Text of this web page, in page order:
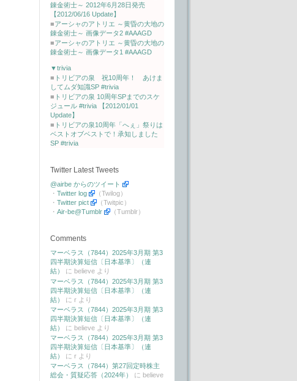
錬金術士～ 2012年6月28日発売
【2012/06/16 Update】
■アーシャのアトリエ ～黄昏の大地の
錬金術士～ 画像データ2 #AAAGD
■アーシャのアトリエ ～黄昏の大地の
錬金術士～ 画像データ1 #AAAGD
▼trivia
■ トリビアの泉 祝10周年！ あけま
してムダ知識SP #trivia
■ トリビアの泉 10周年SPまでのスケ
ジュール #trivia 【2012/01/01
Update】
■ トリビアの泉10周年「へぇ」祭りは
ベストオブベストで！承知しました
SP #trivia
Twitter Latest Tweets
@airbe からのツイート
・ Twitter log
（Twilog）
・ Twitter pict
（Twitpic）
・ Air-be@Tumblr （Tumblr）
Comments
マーベラス（7844）2025年3月期 第3
四半期決算短信〔日本基準〕（連
結）
に believe より
マーベラス（7844）2025年3月期 第3
四半期決算短信〔日本基準〕（連
結）
に r より
マーベラス（7844）2025年3月期 第3
四半期決算短信〔日本基準〕（連
結）
に believe より
マーベラス（7844）2025年3月期 第3
四半期決算短信〔日本基準〕（連
結）
に r より
マーベラス（7844）第27回定時株主
総会・質疑応答（2024年）
に believe